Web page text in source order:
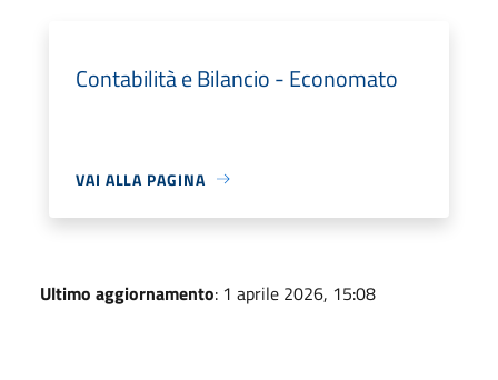
Contabilità e Bilancio - Economato
VAI ALLA PAGINA
Ultimo aggiornamento: 1 aprile 2026, 15:08